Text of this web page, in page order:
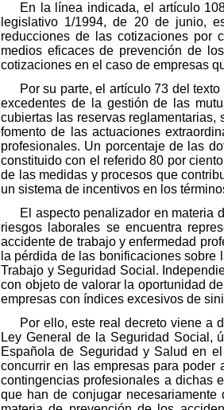
En la línea indicada, el artículo
legislativo 1/1994, de 20 de junio,
reducciones de las cotizaciones por
medios eficaces de prevención de
cotizaciones en el caso de empresas
Por su parte, el artículo 73 del
excedentes de la gestión de las
cubiertas las reservas
fomento de las actuaciones
profesionales. Un porcentaje de las
constituido con el referido 80 por
de las medidas y procesos que
un sistema de incentivos en los
El aspecto penalizador en materia
riesgos laborales se encuentra
accidente de trabajo y enfermedad
la pérdida de las bonificaciones
Trabajo y Seguridad Social.
con objeto de valorar la oportunidad
empresas con índices excesivos de
Por ello, este real decreto viene a
Ley General de la Seguridad Social,
Española de Seguridad y Salud en
concurrir en las empresas para
contingencias profesionales a dichas
que han de conjugar